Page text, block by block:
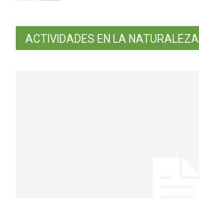
ACTIVIDADES EN LA NATURALEZA